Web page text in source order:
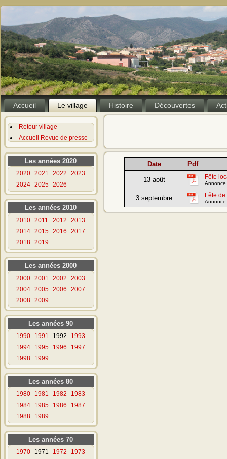
Accueil Le village Histoire Découvertes
Retour village
Accueil Revue de presse
Les années 2020
2020 2021 2022
2023
2024
2025 2026
Les années 2010
2010 2011 2012
2013
2014
2015 2016
2017
2018
2019
Les années 2000
2000 2001 2002
2003
2004
2005 2006
2007
2008
2009
Les années 90
1990 1991 1992
1993
1994
1995 1996
1997
1998
1999
Les années 80
1980 1981 1982
1983
1984
1985 1986
1987
1988
1989
Les années 70
1970 1971 1972
1973
Date Pdf
13 août Fête
Annonce.
3 septembre Fête
Annonce.